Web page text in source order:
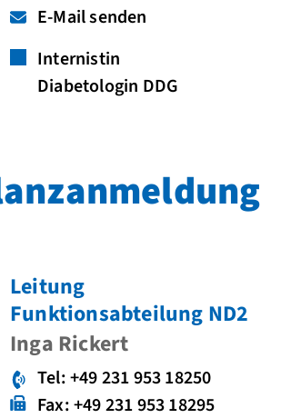
E-Mail senden
Internistin
Diabetologin DDG
Leitung
Funktionsabteilung ND2
Inga Rickert
Tel: +49 231 953 18250
Fax: +49 231 953 18295